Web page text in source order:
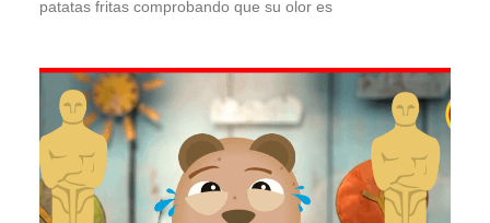
patatas fritas comprobando que su olor es